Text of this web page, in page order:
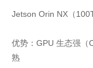
Jetson Orin NX（
优势：GPU 生态强（
熟